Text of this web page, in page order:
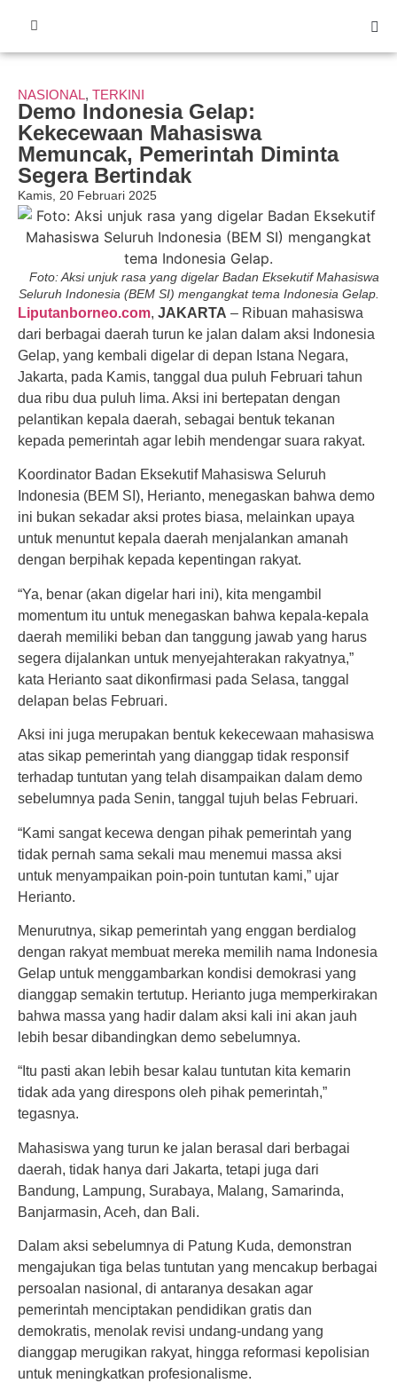
NASIONAL, TERKINI
Demo Indonesia Gelap:
Kekecewaan Mahasiswa
Memuncak, Pemerintah Diminta
Segera Bertindak
Kamis, 20 Februari 2025
Foto: Aksi unjuk rasa yang digelar Badan Eksekutif Mahasiswa
Seluruh Indonesia (BEM SI) mengangkat tema Indonesia Gelap.
Liputanborneo.com, JAKARTA – Ribuan mahasiswa
dari berbagai daerah turun ke jalan dalam aksi Indonesia
Gelap, yang kembali digelar di depan Istana Negara,
Jakarta, pada Kamis, tanggal dua puluh Februari tahun
dua ribu dua puluh lima. Aksi ini bertepatan dengan
pelantikan kepala daerah, sebagai bentuk tekanan
kepada pemerintah agar lebih mendengar suara rakyat.
Koordinator Badan Eksekutif Mahasiswa Seluruh
Indonesia (BEM SI), Herianto, menegaskan bahwa demo
ini bukan sekadar aksi protes biasa, melainkan upaya
untuk menuntut kepala daerah menjalankan amanah
dengan berpihak kepada kepentingan rakyat.
“Ya, benar (akan digelar hari ini), kita mengambil
momentum itu untuk menegaskan bahwa kepala-kepala
daerah memiliki beban dan tanggung jawab yang harus
segera dijalankan untuk menyejahterakan rakyatnya,”
kata Herianto saat dikonfirmasi pada Selasa, tanggal
delapan belas Februari.
Aksi ini juga merupakan bentuk kekecewaan mahasiswa
atas sikap pemerintah yang dianggap tidak responsif
terhadap tuntutan yang telah disampaikan dalam demo
sebelumnya pada Senin, tanggal tujuh belas Februari.
“Kami sangat kecewa dengan pihak pemerintah yang
tidak pernah sama sekali mau menemui massa aksi
untuk menyampaikan poin-poin tuntutan kami,” ujar
Herianto.
Menurutnya, sikap pemerintah yang enggan berdialog
dengan rakyat membuat mereka memilih nama Indonesia
Gelap untuk menggambarkan kondisi demokrasi yang
dianggap semakin tertutup. Herianto juga memperkirakan
bahwa massa yang hadir dalam aksi kali ini akan jauh
lebih besar dibandingkan demo sebelumnya.
“Itu pasti akan lebih besar kalau tuntutan kita kemarin
tidak ada yang direspons oleh pihak pemerintah,”
tegasnya.
Mahasiswa yang turun ke jalan berasal dari berbagai
daerah, tidak hanya dari Jakarta, tetapi juga dari
Bandung, Lampung, Surabaya, Malang, Samarinda,
Banjarmasin, Aceh, dan Bali.
Dalam aksi sebelumnya di Patung Kuda, demonstran
mengajukan tiga belas tuntutan yang mencakup berbagai
persoalan nasional, di antaranya desakan agar
pemerintah menciptakan pendidikan gratis dan
demokratis, menolak revisi undang-undang yang
dianggap merugikan rakyat, hingga reformasi kepolisian
untuk meningkatkan profesionalisme.